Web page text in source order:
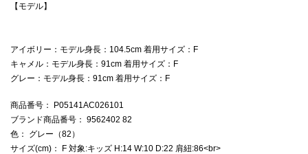
【モデル】
アイボリー：モデル身長：104.5cm 着用サイズ：F
キャメル：モデル身長：91cm 着用サイズ：F
グレー：モデル身長：91cm 着用サイズ：F
商品番号 ： P05141AC026101
ブランド商品番号 ： 9562402 82
色 ： グレー（82）
サイズ(cm) ： F 対象:キッズ H:14 W:10 D:22 肩紐:86<br>